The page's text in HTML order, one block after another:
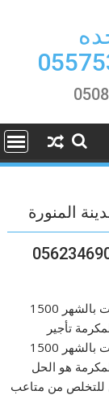
المنورة
شغالات بالشهر 1500
تأجير
شغالات بالشهر 1500
هو الحل
للتخلص من متاعب